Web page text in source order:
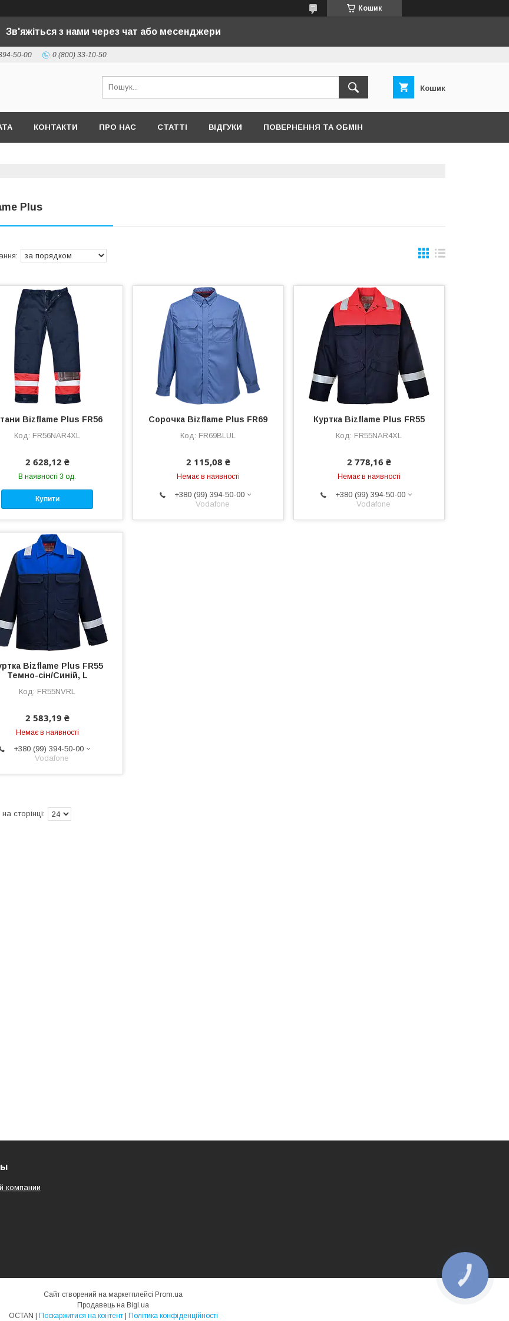
Кошик
Зв'яжіться з нами через чат або месенджери
50-00 0 (800) 33-10-50
Кошик
КОНТАКТИ ПРО НАС СТАТТІ ВІДГУКИ ПОВЕРНЕННЯ ТА ОБМІН
Plus
Bizflame Plus FR56
FR56NAR4XL
2 628,12 ₴
В наявності 3 од.
Купити
Сорочка Bizflame Plus FR69
FR69BLUL
2 115,08 ₴
Немає в наявності
+380 (99) 394-50-00
Vodafone
Куртка Bizflame Plus FR55
FR55NAR4XL
2 778,16 ₴
Немає в наявності
+380 (99) 394-50-00
Vodafone
Bizflame Plus FR55
Темно-сін/Синій, L
FR55NVRL
2 583,19 ₴
Немає в наявності
+380 (99) 394-50-00
Vodafone
компании
Сайт створений на маркетплейсі Prom.ua
Продавець на Bigl.ua
Поскаржитися на контент Політика конфіденційності
КНОПКА
ЗВ'ЯЗКУ